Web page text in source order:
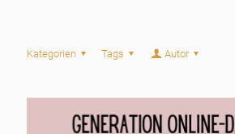
Kategorien Tags Autor